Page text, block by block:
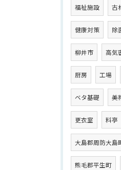
福祉施設 古
健康対策 除
柳井市 高気
厨房 工場
ベタ基礎 美
更衣室 料亭
大島郡周防大島
熊毛郡平生町